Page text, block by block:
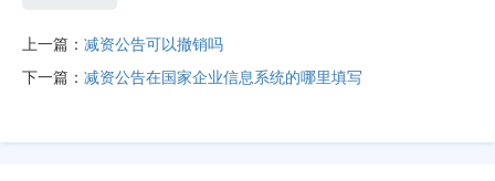
上一篇： 减资公告可以撤销吗
下一篇： 减资公告在国家企业信息系统的哪里填写